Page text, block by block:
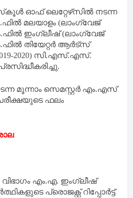
ഓഫ് ലെറ്റേഴ്‌സിൽ നടന്ന
മലയാളം (ലാംഗ്വേജ്
ഇംഗ്ലീഷ് (ലാംഗ്വേജ്
തിയേറ്റർ ആർട്‌സ്
2020) സി.എസ്.എസ്.
മൂന്നാം സെമസ്റ്റർ എം.എസ്
ഫലം
എം.എ. ഇംഗ്ലീഷ്
പ്രൊജക്റ്റ് റിപ്പോർട്ട്